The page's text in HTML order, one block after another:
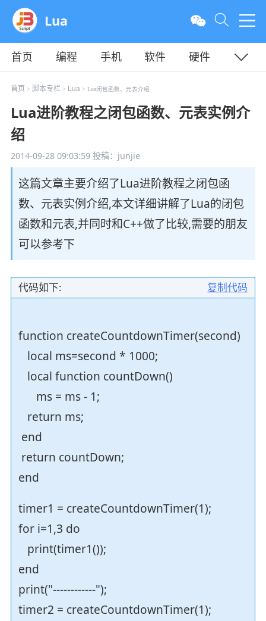
Lua
首页 编程 手机 软件
硬件
教程
平面 服务器
首页 > 脚本专栏> Lua> Lua闭包函数、元表介绍
Lua进阶教程之闭包函数、元表实例介
绍
2014-09-28 09:03:59投稿：junjie
这篇文章主要介绍了Lua进阶教程之闭包函
数、元表实例介绍,本文详细讲解了Lua的闭包
函数和元表,并同时和C++做了比较,需要的朋友
可以参考下
复制代码
代码如下:
function createCountdownTimer(second)
local ms=second * 1000;
local function countDown()
ms = ms - 1;
return ms;
end
return countDown;
end
timer1 = createCountdownTimer(1);
for i=1,3 do
print(timer1());
end
print("------------");
timer2 = createCountdownTimer(1);